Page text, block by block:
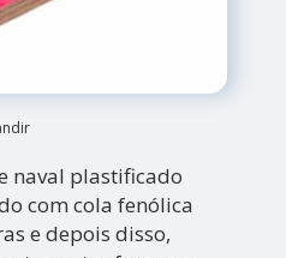
naval plastificado
com cola fenólica
e depois disso,